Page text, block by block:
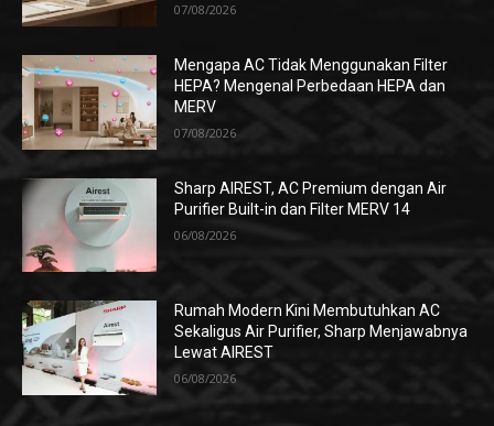
07/08/2026
Mengapa AC Tidak Menggunakan Filter
HEPA? Mengenal Perbedaan HEPA dan
MERV
07/08/2026
Sharp AIREST, AC Premium dengan Air
Purifier Built-in dan Filter MERV 14
06/08/2026
Rumah Modern Kini Membutuhkan AC
Sekaligus Air Purifier, Sharp Menjawabnya
Lewat AIREST
06/08/2026